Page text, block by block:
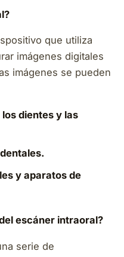
que utiliza
imágenes digitales
imágenes se pueden
dientes y las
y aparatos de
escáner intraoral?
serie de